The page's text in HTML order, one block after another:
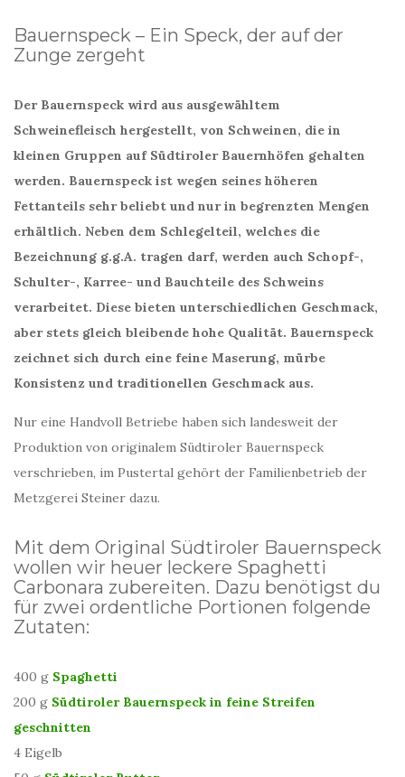
Bauernspeck – Ein Speck, der auf der
Zunge zergeht
Der Bauernspeck wird aus ausgewähltem
Schweinefleisch hergestellt, von Schweinen, die in
kleinen Gruppen auf Südtiroler Bauernhöfen gehalten
werden. Bauernspeck ist wegen seines höheren
Fettanteils sehr beliebt und nur in begrenzten Mengen
erhältlich. Neben dem Schlegelteil, welches die
Bezeichnung g.g.A. tragen darf, werden auch Schopf-,
Schulter-, Karree- und Bauchteile des Schweins
verarbeitet. Diese bieten unterschiedlichen Geschmack,
aber stets gleich bleibende hohe Qualität. Bauernspeck
zeichnet sich durch eine feine Maserung, mürbe
Konsistenz und traditionellen Geschmack aus.
Nur eine Handvoll Betriebe haben sich landesweit der
Produktion von originalem Südtiroler Bauernspeck
verschrieben, im Pustertal gehört der Familienbetrieb der
Metzgerei Steiner dazu.
Mit dem Original Südtiroler Bauernspeck
wollen wir heuer leckere Spaghetti
Carbonara zubereiten. Dazu benötigst du
für zwei ordentliche Portionen folgende
Zutaten:
400 g Spaghetti
200 g Südtiroler Bauernspeck in feine Streifen
geschnitten
4 Eigelb